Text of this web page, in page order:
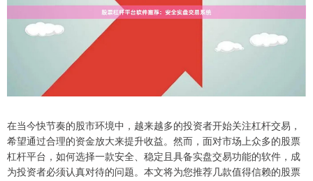
在当今快节奏的股市环境中，越来越多的投资者开始关注杠杆交易，
希望通过合理的资金放大来提升收益。然而，面对市场上众多的股票
杠杆平台，如何选择一款安全、稳定且具备实盘交易功能的软件，成
为投资者必须认真对待的问题。本文将为您推荐几款值得信赖的股票